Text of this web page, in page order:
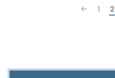
mehrere
Varianten
können
1 2